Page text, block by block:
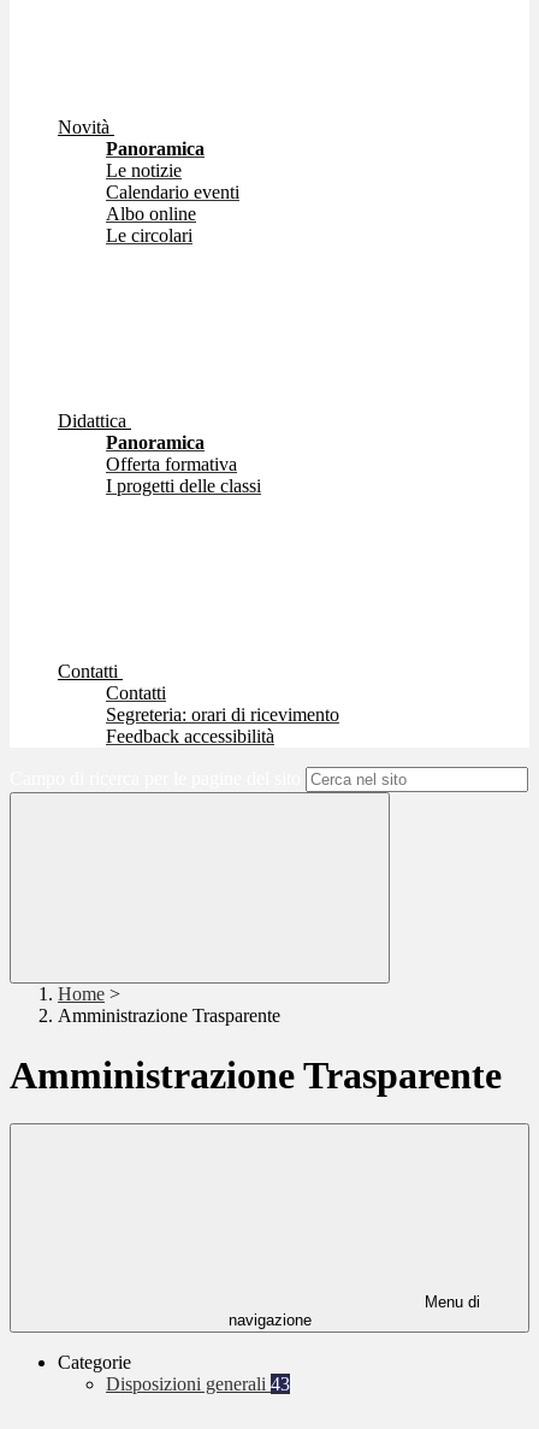
Novità
Panoramica
Le notizie
Calendario eventi
Albo online
Le circolari
Didattica
Panoramica
Offerta formativa
I progetti delle classi
Contatti
Contatti
Segreteria: orari di ricevimento
Feedback accessibilità
Home >
Amministrazione Trasparente
Amministrazione Trasparente
Menu di
navigazione
Categorie
Disposizioni generali 43